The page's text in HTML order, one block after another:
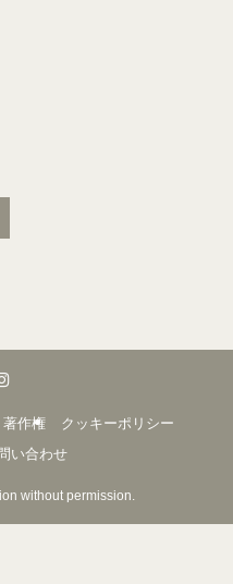
著作権
クッキーポリシー
い合わせ
without permission.